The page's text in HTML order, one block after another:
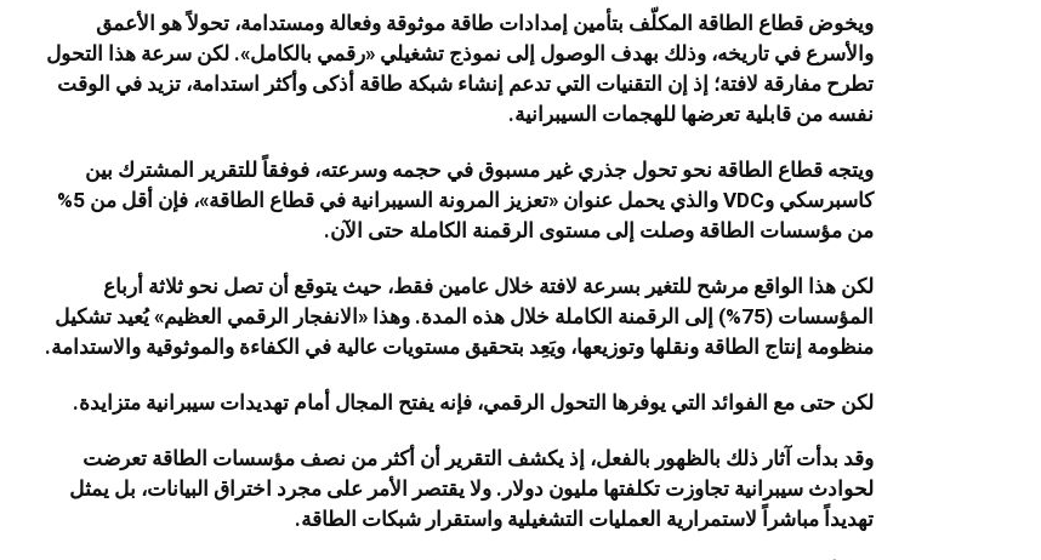
ويخوض قطاع الطاقة المكلّف بتأمين إمدادات طاقة موثوقة وفعالة ومستدامة، تحولاً هو الأعمق
والأسرع في تاريخه، وذلك بهدف الوصول إلى نموذج تشغيلي «رقمي بالكامل». لكن سرعة هذا التحول
تطرح مفارقة لافتة؛ إذ إن التقنيات التي تدعم إنشاء شبكة طاقة أذكى وأكثر استدامة، تزيد في الوقت
نفسه من قابلية تعرضها للهجمات السيبرانية.
ويتجه قطاع الطاقة نحو تحول جذري غير مسبوق في حجمه وسرعته، فوفقاً للتقرير المشترك بين
كاسبرسكي وVDC والذي يحمل عنوان «تعزيز المرونة السيبرانية في قطاع الطاقة»، فإن أقل من 5%
من مؤسسات الطاقة وصلت إلى مستوى الرقمنة الكاملة حتى الآن.
لكن هذا الواقع مرشح للتغير بسرعة لافتة خلال عامين فقط، حيث يتوقع أن تصل نحو ثلاثة أرباع
المؤسسات (75%) إلى الرقمنة الكاملة خلال هذه المدة. وهذا «الانفجار الرقمي العظيم» يُعيد تشكيل
منظومة إنتاج الطاقة ونقلها وتوزيعها، ويَعِد بتحقيق مستويات عالية في الكفاءة والموثوقية والاستدامة.
لكن حتى مع الفوائد التي يوفرها التحول الرقمي، فإنه يفتح المجال أمام تهديدات سيبرانية متزايدة.
وقد بدأت آثار ذلك بالظهور بالفعل، إذ يكشف التقرير أن أكثر من نصف مؤسسات الطاقة تعرضت
لحوادث سيبرانية تجاوزت تكلفتها مليون دولار. ولا يقتصر الأمر على مجرد اختراق البيانات، بل يمثل
تهديداً مباشراً لاستمرارية العمليات التشغيلية واستقرار شبكات الطاقة.